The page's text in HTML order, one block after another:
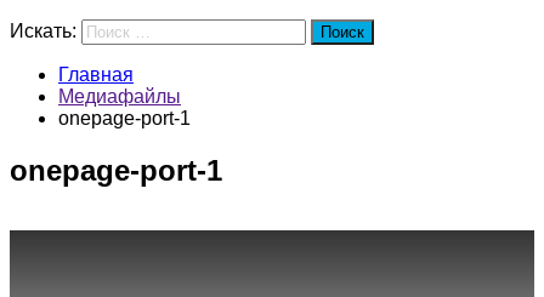
Искать: Поиск
Главная
Медиафайлы
onepage-port-1
onepage-port-1